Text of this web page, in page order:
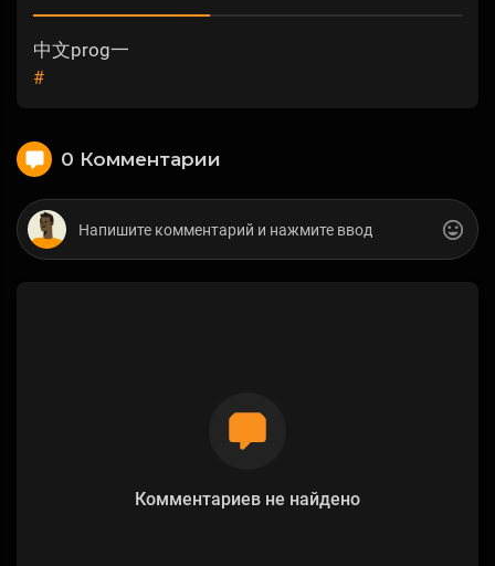
中文prog一
#
0 Комментарии
Комментариев не найдено